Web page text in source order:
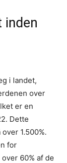
inden
i landet,
over
er en
Dette
1.500%.
for
60% af de